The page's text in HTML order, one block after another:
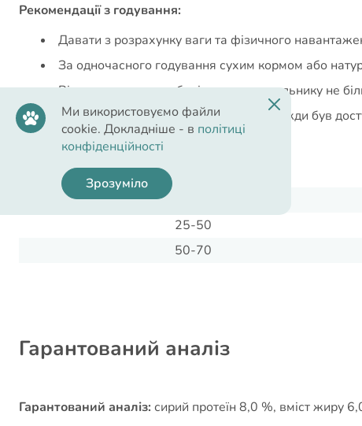
Рекомендації з годування:
Давати з розрахунку ваги та фізичного
За одночасного годування сухим кормом або
Відкриту консерву зберігати в холодильнику не
Стежте за тим, щоби в улюбленця завжди був
Вага собаки, кг
25-50
50-70
Гарантований аналіз
Гарантований аналіз: сирий протеїн 8,0 %, вміст жиру
Ми використовуємо файли
cookie. Докладніше - в політиці
конфіденційності
Зрозуміло